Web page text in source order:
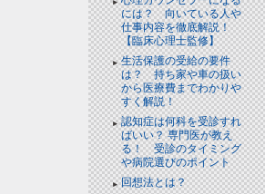
には？ 向いている人や
仕事内容を徹底解説！
【臨床心理士監修】
生活保護の受給の要件
は？ 持ち家や車の扱い
から医療費までわかりや
すく解説！
認知症は何科を受診すれ
ばいい？ 専門医が教え
る！ 受診のタイミング
や病院選びのポイント
回想法とは？